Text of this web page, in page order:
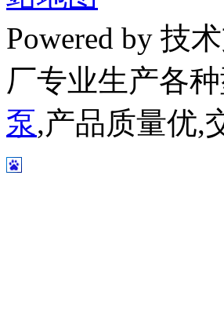
Powered by 技
厂专业生产各
泵,产品质量优,